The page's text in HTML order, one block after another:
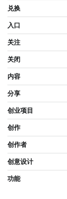
兑换
入口
关注
关闭
内容
分享
创业项目
创作
创作者
创意设计
功能